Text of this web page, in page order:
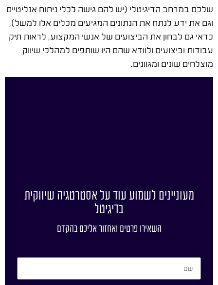
שלכם במרחב הדיגיטלי (יש להם גישה לכלי ניתוח אנליטיים
וגם את ידע לנתח את הנתונים המגיעים מכלים אלו למשל),
כדאי גם לבחון את הביצועים של אנשי המקצוע, לראות תיק
עבודות וביצועים ולוודא שהם היו שותפים למהלכי שיווק
מוצלחים שונים ומגוונים.
מעוניינים לשמוע עוד על אסטרטגיה שיווקית
בדיגיטל
השאירו פרטים ואחזור אליכם בהקדם